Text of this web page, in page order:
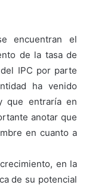
encuentran el
de la tasa de
IPC por parte
ha venido
que entraría en
anotar que
en cuanto a
en la
de su potencial